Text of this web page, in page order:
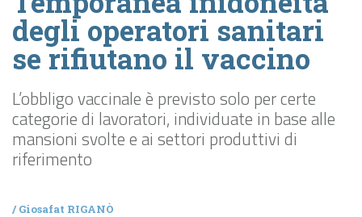
degli operatori sanitari
se rifiutano il vaccino
L’obbligo vaccinale è previsto solo per certe
categorie di lavoratori, individuate in base alle
mansioni svolte e ai settori produttivi di
riferimento
/Giosafat RIGANÒ